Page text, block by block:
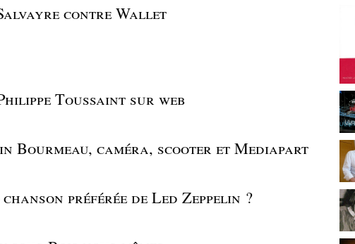
contre Wallet
Toussaint sur web
Bourmeau, caméra, scooter et Mediapart
préférée de Led Zeppelin ?